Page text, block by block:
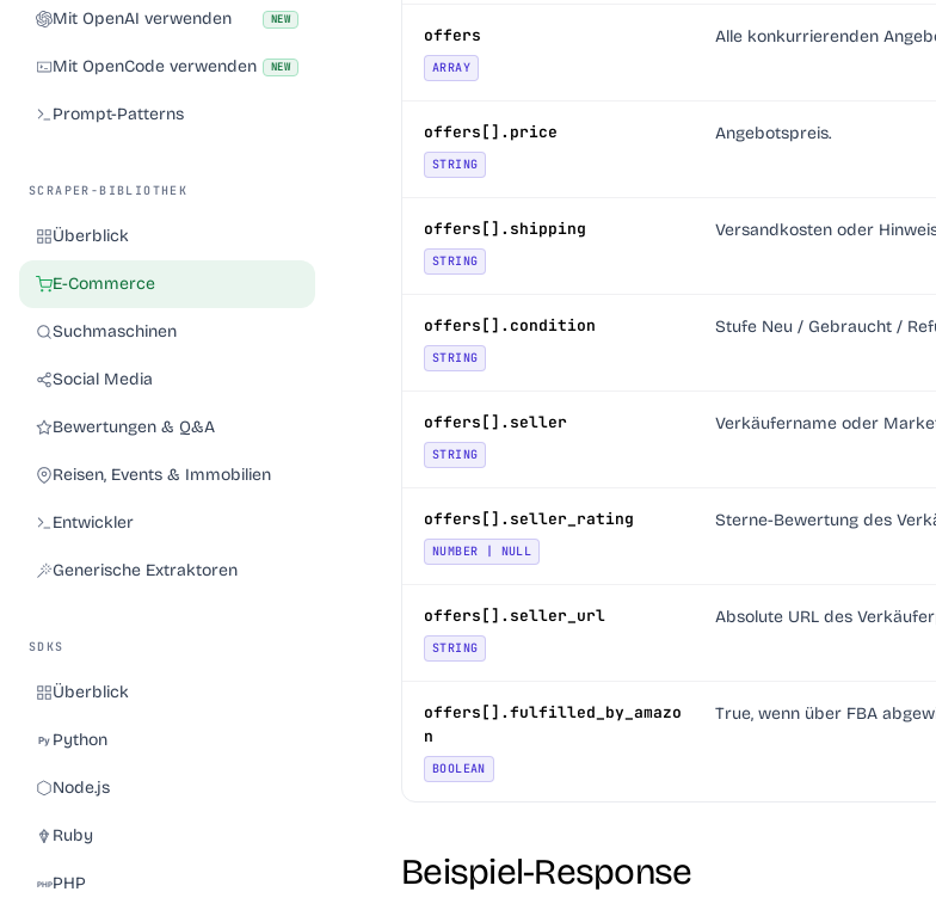
Mit OpenAI verwenden NEW
Mit OpenCode verwenden NEW
Prompt-Patterns
SCRAPER-BIBLIOTHEK
Überblick
E-Commerce
Suchmaschinen
Social Media
Bewertungen & Q&A
Reisen, Events & Immobilien
Entwickler
Generische Extraktoren
SDKS
Überblick
Python
Node.js
Ruby
PHP
offers
ARRAY
Alle konkurrierenden
offers[].price
STRING
Angebotspreis.
offers[].shipping
STRING
Versandkosten oder
offers[].condition
STRING
Stufe Neu / Gebraucht /
offers[].seller
STRING
Verkäufername oder
offers[].seller_rating
NUMBER | NULL
Sterne-Bewertung des
offers[].seller_url
STRING
Absolute URL des
offers[].fulfilled_by_amazo
n
BOOLEAN
True, wenn über FBA
Beispiel-Response